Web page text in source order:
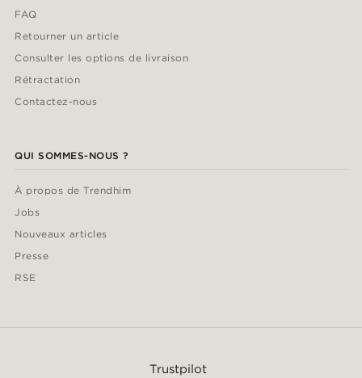
FAQ
Retourner un article
Consulter les options de livraison
Rétractation
Contactez-nous
QUI SOMMES-NOUS ?
À propos de Trendhim
Jobs
Nouveaux articles
Presse
RSE
Trustpilot